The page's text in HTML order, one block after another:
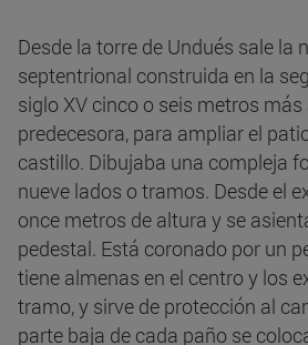
Desde la torre de Undués sale la
septentrional construida en la
siglo XV cinco o seis metros más
predecesora, para ampliar el
castillo. Dibujaba una compleja
nueve lados o tramos. Desde el
once metros de altura y se
pedestal. Está coronado por un
tiene almenas en el centro y los
tramo, y sirve de protección al
parte baja de cada paño se